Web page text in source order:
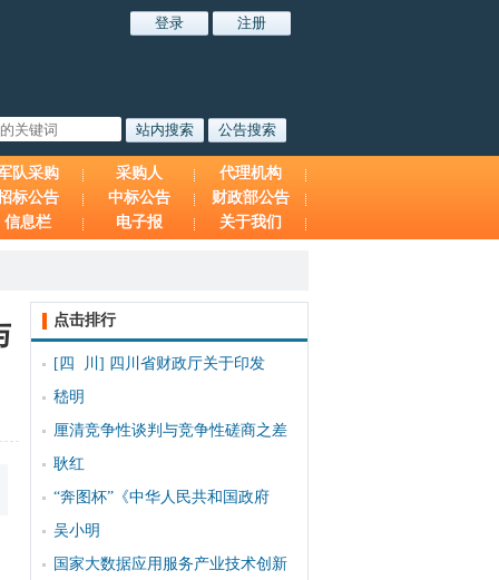
队采购 采购人
代理机构
标公告
中标公告
财政部公告
信息栏
电子报 关于我们
点击排行
[四 川] 四川省财政厅关于印发
嵇明
厘清竞争性谈判与竞争性磋商之差
耿红
“奔图杯”《中华人民共和国政府
吴小明
国家大数据应用服务产业技术创新